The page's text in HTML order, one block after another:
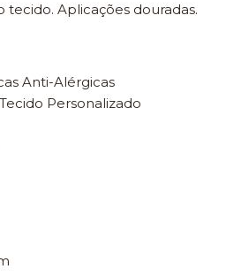
Aplicações douradas.
Anti-Alérgicas
Personalizado